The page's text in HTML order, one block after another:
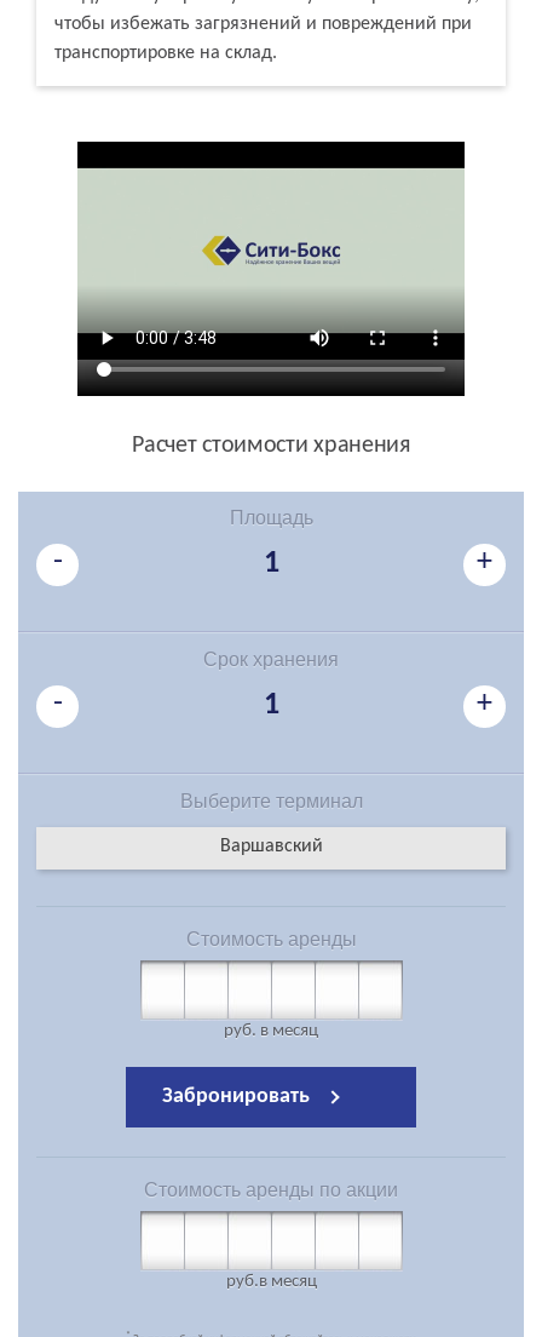
чтобы избежать загрязнений и повреждений при
транспортировке на склад.
Расчет стоимости хранения
Площадь
- 1 +
Срок хранения
- 1 +
Выберите терминал
Варшавский
Стоимость аренды
руб. в месяц
Забронировать
Стоимость аренды по акции
руб.в месяц